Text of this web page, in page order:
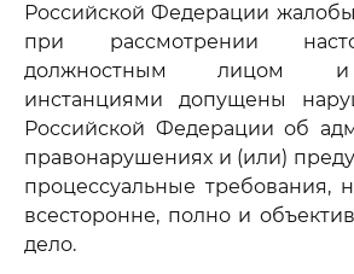
Российской Федерации жалобы
при рассмотрении
должностным лицом и
инстанциями допущены
Российской Федерации об
правонарушениях и (или)
процессуальные требования,
всесторонне, полно и
дело.